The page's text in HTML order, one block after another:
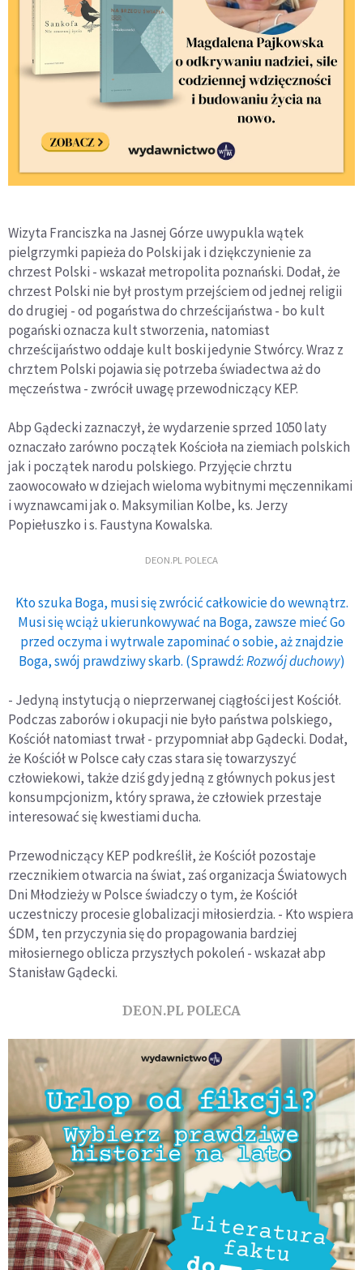
Wizyta Franciszka na Jasnej Górze uwypukla wątek
pielgrzymki papieża do Polski jak i dziękczynienie za
chrzest Polski - wskazał metropolita poznański. Dodał, że
chrzest Polski nie był prostym przejściem od jednej religii
do drugiej - od pogaństwa do chrześcijaństwa - bo kult
pogański oznacza kult stworzenia, natomiast
chrześcijaństwo oddaje kult boski jedynie Stwórcy. Wraz z
chrztem Polski pojawia się potrzeba świadectwa aż do
męczeństwa - zwrócił uwagę przewodniczący KEP.
Abp Gądecki zaznaczył, że wydarzenie sprzed 1050 laty
oznaczało zarówno początek Kościoła na ziemiach polskich
jak i początek narodu polskiego. Przyjęcie chrztu
zaowocowało w dziejach wieloma wybitnymi męczennikami
i wyznawcami jak o. Maksymilian Kolbe, ks. Jerzy
Popiełuszko i s. Faustyna Kowalska.
DEON.PL POLECA
Kto szuka Boga, musi się zwrócić całkowicie do wewnątrz.
Musi się wciąż ukierunkowywać na Boga, zawsze mieć Go
przed oczyma i wytrwale zapominać o sobie, aż znajdzie
Boga, swój prawdziwy skarb. (Sprawdź:Rozwój duchowy)
- Jedyną instytucją o nieprzerwanej ciągłości jest Kościół.
Podczas zaborów i okupacji nie było państwa polskiego,
Kościół natomiast trwał - przypomniał abp Gądecki. Dodał,
że Kościół w Polsce cały czas stara się towarzyszyć
człowiekowi, także dziś gdy jedną z głównych pokus jest
konsumpcjonizm, który sprawa, że człowiek przestaje
interesować się kwestiami ducha.
Przewodniczący KEP podkreślił, że Kościół pozostaje
rzecznikiem otwarcia na świat, zaś organizacja Światowych
Dni Młodzieży w Polsce świadczy o tym, że Kościół
uczestniczy procesie globalizacji miłosierdzia. - Kto wspiera
ŚDM, ten przyczynia się do propagowania bardziej
miłosiernego oblicza przyszłych pokoleń - wskazał abp
Stanisław Gądecki.
DEON.PL POLECA